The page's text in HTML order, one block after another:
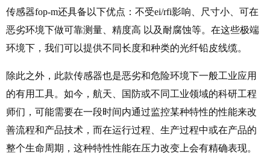
传感器fop-m还具备以下优点：不受ei/rfi影响、尺寸小、可在
恶劣环境下做可靠测量、精度高 以及耐腐蚀等。在这些极端
环境下，我们可以提供不同长度和种类的光纤铅皮线缆。
除此之外，此款传感器也是恶劣和危险环境下一般工业应用
的有用工具。如今，航天、国防或不同工业领域的科研工程
师们，可能需要在一段时间内通过监控某种特性的性能来改
善流程和产品技术，而在运行过程、生产过程中或在产品的
整个生命周期，这种特性性能在压力改变上会有精确表现。